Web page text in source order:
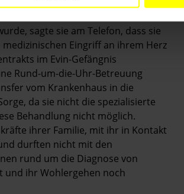
könne. Nachdem Nasrin
sagte sie am Telefon, dass sie
Eingriff an ihrem Herz
im Evin-Gefängnis
Rund-um-die-Uhr-Betreuung
vom Krankenhaus in die
da sie nicht die spezialisierte
Behandlung nicht möglich.
ihrer Familie, mit ihr in Kontakt
durften nicht mit den
rund um die Diagnose von
und ihr Wohlergehen noch